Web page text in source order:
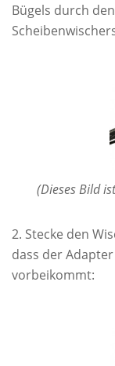
Bügels durch
(Dieses Bild
Stecke den
dass der
vorbeikommt: